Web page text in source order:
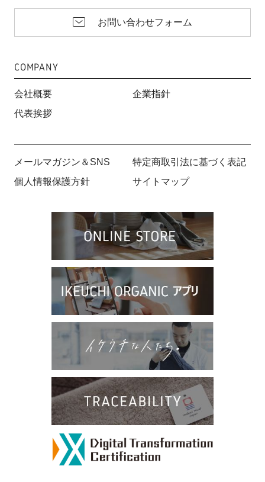
お問い合わせフォーム
COMPANY
会社概要
企業指針
代表挨拶
メールマガジン＆SNS
特定商取引法に基づく表記
個人情報保護方針
サイトマップ